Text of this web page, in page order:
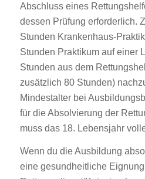
Abschluss eines
dessen Prüfung erforderlich.
Stunden Krankenhaus-
Stunden Praktikum auf einer
Stunden aus dem
zusätzlich 80 Stunden)
Mindestalter bei
für die Absolvierung der
muss das 18. Lebensjahr
Wenn du die Ausbildung
eine gesundheitliche